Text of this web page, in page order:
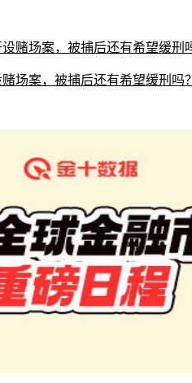
场案，被捕后还有希望缓刑吗？